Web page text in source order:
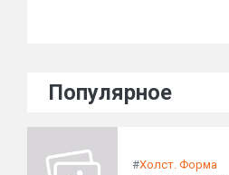
Популярное
#Холст. Форма